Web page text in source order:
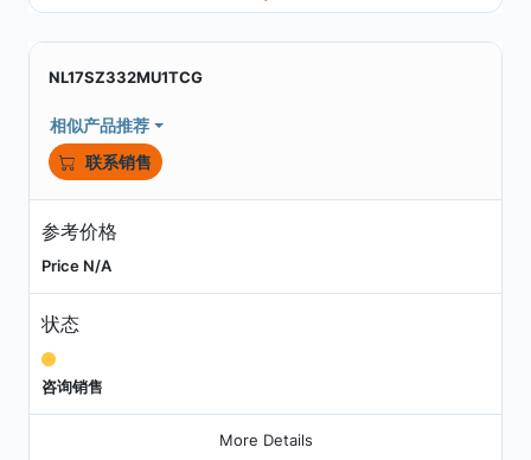
NL17SZ332MU1TCG
相似产品推荐
联系销售
参考价格
Price N/A
状态
咨询销售
More Details